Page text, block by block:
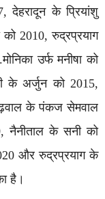
देहरादून के प्रियांशु
2010, रुद्रप्रयाग
उर्फ मनीषा को
के अर्जुन को 2015,
के पंकज सेमवाल
नैनीताल के सनी को
और रुद्रप्रयाग के
है।